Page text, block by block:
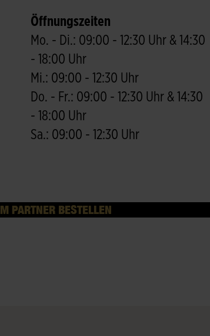
Öffnungszeiten
Mo. - Di.: 09:00 - 12:30 Uhr & 14:30
- 18:00 Uhr
Mi.: 09:00 - 12:30 Uhr
Do. - Fr.: 09:00 - 12:30 Uhr & 14:30
- 18:00 Uhr
Sa.: 09:00 - 12:30 Uhr
PARTNER BESTELLEN